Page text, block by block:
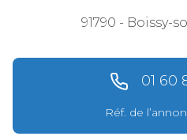
91790 - Boissy-
01 60
Réf. de